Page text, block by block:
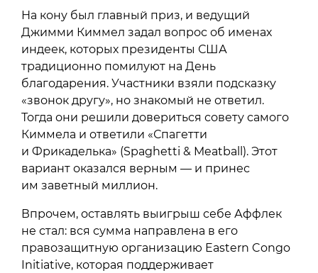
На кону был главный приз, и ведущий
Джимми Киммел задал вопрос об именах
индеек, которых президенты США
традиционно помилуют на День
благодарения. Участники взяли подсказку
«звонок другу», но знакомый не ответил.
Тогда они решили довериться совету самого
Киммела и ответили «Спагетти
и Фрикаделька» (Spaghetti & Meatball). Этот
вариант оказался верным — и принес
им заветный миллион.
Впрочем, оставлять выигрыш себе Аффлек
не стал: вся сумма направлена в его
правозащитную организацию Eastern Congo
Initiative, которая поддерживает